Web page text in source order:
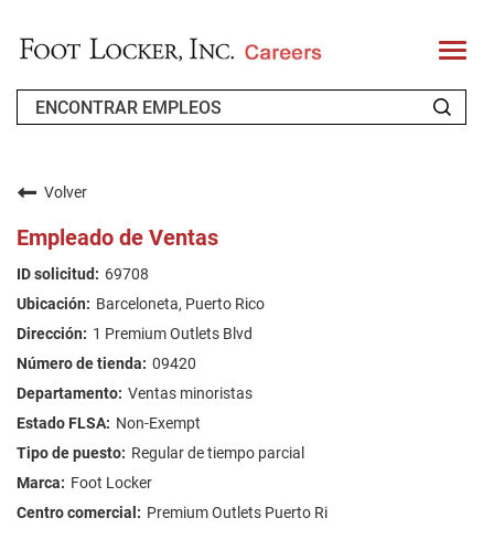
T
o
l
FAQ'S
BUSCAR EMPLEOS
Volver
Empleado de Ventas
69708
Barceloneta, Puerto Rico
1 Premium Outlets Blvd
09420
Ventas minoristas
Non-Exempt
Regular de tiempo parcial
Foot Locker
Premium Outlets Puerto Ri